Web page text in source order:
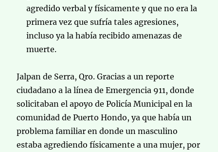
agredido verbal y físicamente y que no era la
primera vez que sufría tales agresiones,
incluso ya la había recibido amenazas de
muerte.
Jalpan de Serra, Qro. Gracias a un reporte
ciudadano a la línea de Emergencia 911, donde
solicitaban el apoyo de Policía Municipal en la
comunidad de Puerto Hondo, ya que había un
problema familiar en donde un masculino
estaba agrediendo físicamente a una mujer, por